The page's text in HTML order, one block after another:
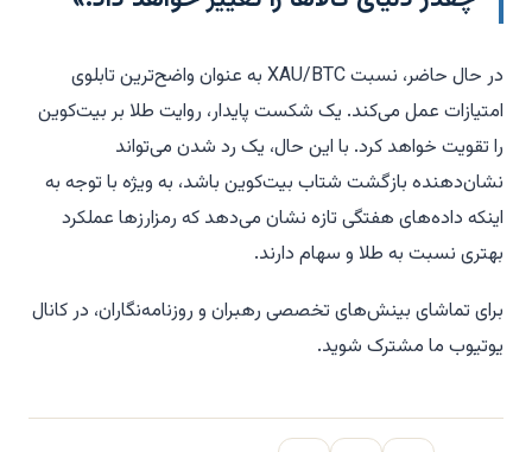
در حال حاضر، نسبت XAU/BTC به عنوان واضح‌ترین تابلوی
امتیازات عمل می‌کند. یک شکست پایدار، روایت طلا بر بیت‌کوین
را تقویت خواهد کرد. با این حال، یک رد شدن می‌تواند
نشان‌دهنده بازگشت شتاب بیت‌کوین باشد، به ویژه با توجه به
اینکه داده‌های هفتگی تازه نشان می‌دهد که رمزارزها عملکرد
بهتری نسبت به طلا و سهام دارند.
برای تماشای بینش‌های تخصصی رهبران و روزنامه‌نگاران، در کانال
یوتیوب ما مشترک شوید.